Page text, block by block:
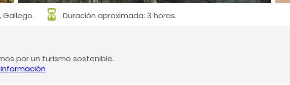
Gallego. Duración aproximada: 3 horas.
por un turismo sostenible.